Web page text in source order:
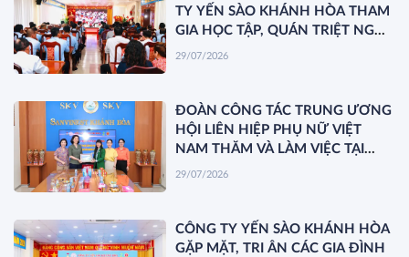
TY YẾN SÀO KHÁNH HÒA THAM
GIA HỌC TẬP, QUÁN TRIỆT NGHỊ
QUYẾT HỘI NGHỊ TRUNG ƯƠNG
29/07/2026
ĐOÀN CÔNG TÁC TRUNG ƯƠNG
HỘI LIÊN HIỆP PHỤ NỮ VIỆT
NAM THĂM VÀ LÀM VIỆC TẠI
YẾN SÀO KHÁNH HÒA
29/07/2026
CÔNG TY YẾN SÀO KHÁNH HÒA
GẶP MẶT, TRI ÂN CÁC GIA ĐÌNH